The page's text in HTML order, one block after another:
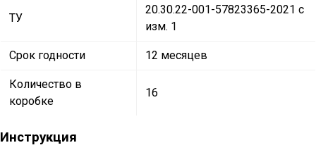
ТУ
20.30.22-001-57823365-2021 с
изм. 1
Срок годности 12 месяцев
Количество в
коробке
16
Инструкция